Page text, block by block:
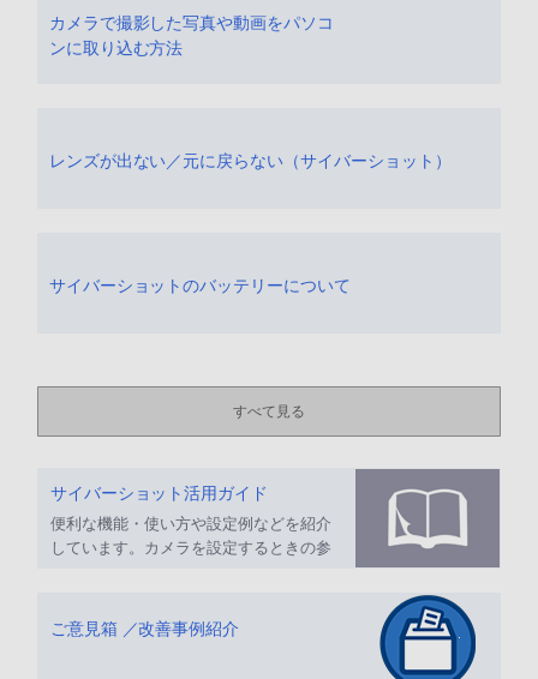
カメラで撮影した写真や動画をパソコ
ンに取り込む方法
レンズが出ない／元に戻らない（サイバーショット）
サイバーショットのバッテリーについて
すべて見る
サイバーショット活用ガイド
便利な機能・使い方や設定例などを紹介
しています。カメラを設定するときの参
ご意見箱 ／改善事例紹介